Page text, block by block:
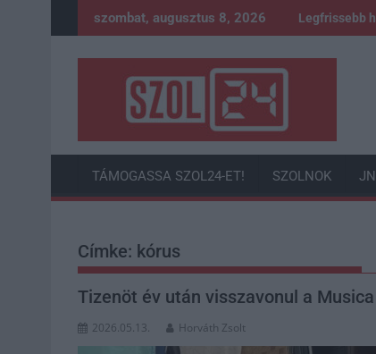
to
szombat, augusztus 8, 2026 Legfrissebb
TÁMOGASSA SZOL24-ET! SZOLNOK
Címke: kórus
Tizenöt év után visszavonul a
2026.05.13. Horváth Zsolt